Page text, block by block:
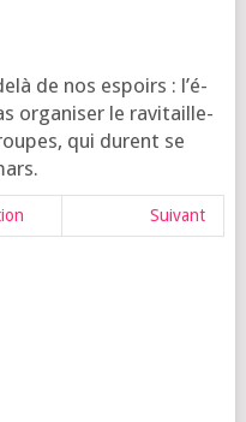
de nos espoirs : l’é­
orga­ni­ser le ravi­taille­
qui durent se
Sui­vant